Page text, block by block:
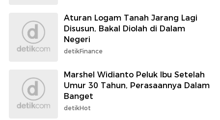
Aturan Logam Tanah Jarang Lagi
Disusun, Bakal Diolah di Dalam
Negeri
detikFinance
Marshel Widianto Peluk Ibu Setelah
Umur 30 Tahun, Perasaannya Dalam
Banget
detikHot